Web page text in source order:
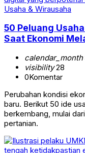
Usaha & Wirausaha
50 Peluang
Saat Ekonomi
calendar_month
visibility28
0Komentar
Perubahan kondisi
baru. Berikut 50 ide
berkembang, mulai
pertanian.